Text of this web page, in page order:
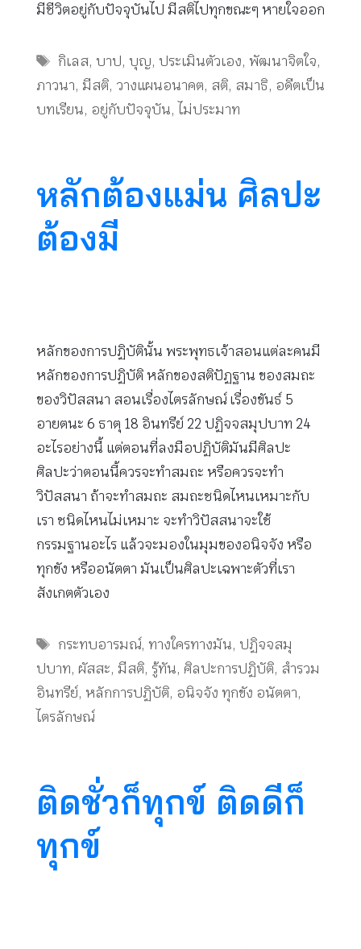
มีชีวิตอยู่กับปัจจุบันไป มีสติไปทุกขณะๆ หายใจออก
Tags
กิเลส, บาป, บุญ, ประเมินตัวเอง, พัฒนาจิตใจ,
ภาวนา, มีสติ, วางแผนอนาคต, สติ, สมาธิ, อดีตเป็น
บทเรียน, อยู่กับปัจจุบัน, ไม่ประมาท
หลักต้องแม่น ศิลปะ
ต้องมี
หลักของการปฏิบัตินั้น พระพุทธเจ้าสอนแต่ละคนมี
หลักของการปฏิบัติ หลักของสติปัฏฐาน ของสมถะ
ของวิปัสสนา สอนเรื่องไตรลักษณ์ เรื่องขันธ์ 5
อายตนะ 6 ธาตุ 18 อินทรีย์ 22 ปฏิจจสมุปบาท 24
อะไรอย่างนี้ แต่ตอนที่ลงมือปฏิบัติมันมีศิลปะ
ศิลปะว่าตอนนี้ควรจะทำสมถะ หรือควรจะทำ
วิปัสสนา ถ้าจะทำสมถะ สมถะชนิดไหนเหมาะกับ
เรา ชนิดไหนไม่เหมาะ จะทำวิปัสสนาจะใช้
กรรมฐานอะไร แล้วจะมองในมุมของอนิจจัง หรือ
ทุกขัง หรืออนัตตา มันเป็นศิลปะเฉพาะตัวที่เรา
สังเกตตัวเอง
Tags
กระทบอารมณ์, ทางใครทางมัน, ปฏิจจสมุ
ปบาท, ผัสสะ, มีสติ, รู้ทัน, ศิลปะการปฏิบัติ, สำรวม
อินทรีย์, หลักการปฏิบัติ, อนิจจัง ทุกขัง อนัตตา,
ไตรลักษณ์
ติดชั่วก็ทุกข์ ติดดีก็
ทุกข์